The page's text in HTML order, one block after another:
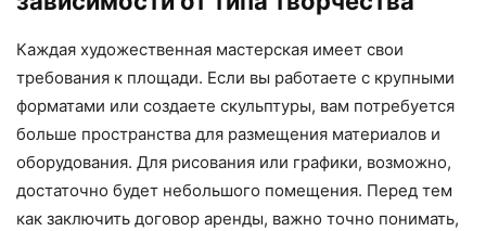
Каждая художественная мастерская имеет свои
требования к площади. Если вы работаете с крупными
форматами или создаете скульптуры, вам потребуется
больше пространства для размещения материалов и
оборудования. Для рисования или графики, возможно,
достаточно будет небольшого помещения. Перед тем
как заключить договор аренды, важно точно понимать,